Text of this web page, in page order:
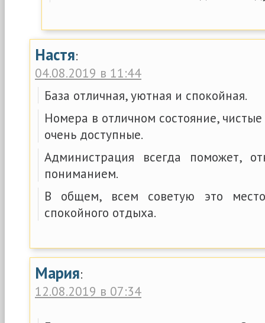
Настя:
04.08.2019 в 11:44
База отличная, уютная и спокойная.
Номера в отличном состояние,
очень доступные.
Администрация всегда поможет,
пониманием.
В общем, всем советую это
спокойного отдыха.
Мария:
12.08.2019 в 07:34